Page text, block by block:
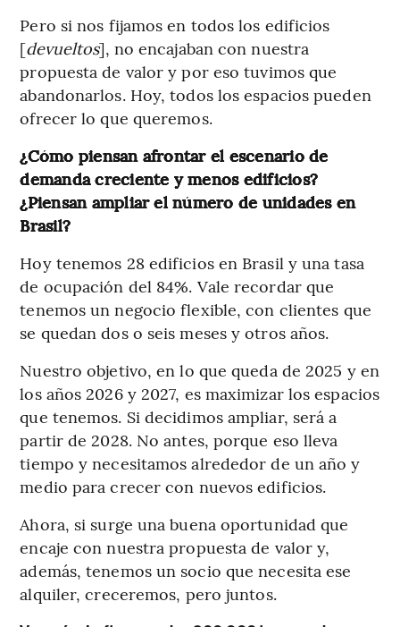
Pero si nos fijamos en todos los edificios
[devueltos], no encajaban con nuestra
propuesta de valor y por eso tuvimos que
abandonarlos. Hoy, todos los espacios pueden
ofrecer lo que queremos.
¿Cómo piensan afrontar el escenario de
demanda creciente y menos edificios?
¿Piensan ampliar el número de unidades en
Brasil?
Hoy tenemos 28 edificios en Brasil y una tasa
de ocupación del 84%. Vale recordar que
tenemos un negocio flexible, con clientes que
se quedan dos o seis meses y otros años.
Nuestro objetivo, en lo que queda de 2025 y en
los años 2026 y 2027, es maximizar los espacios
que tenemos. Si decidimos ampliar, será a
partir de 2028. No antes, porque eso lleva
tiempo y necesitamos alrededor de un año y
medio para crecer con nuevos edificios.
Ahora, si surge una buena oportunidad que
encaje con nuestra propuesta de valor y,
además, tenemos un socio que necesita ese
alquiler, creceremos, pero juntos.